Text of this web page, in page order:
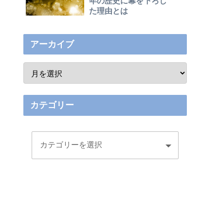
た理由とは
アーカイブ
カテゴリー